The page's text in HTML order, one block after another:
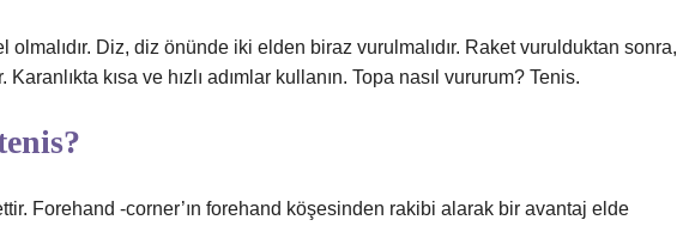
Diz, diz önünde iki elden biraz vurulmalıdır. Raket vurulduktan sonra,
kısa ve hızlı adımlar kullanın. Topa nasıl vururum? Tenis.
Forehand -corner’ın forehand köşesinden rakibi alarak bir avantaj elde